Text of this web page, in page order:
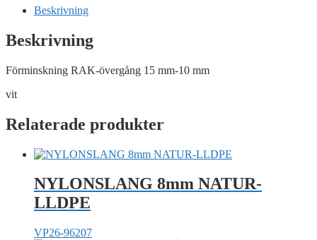
Beskrivning
Beskrivning
Förminskning RAK-övergång 15 mm-10 mm
vit
Relaterade produkter
NYLONSLANG 8mm NATUR-
LLDPE
VP26-96207